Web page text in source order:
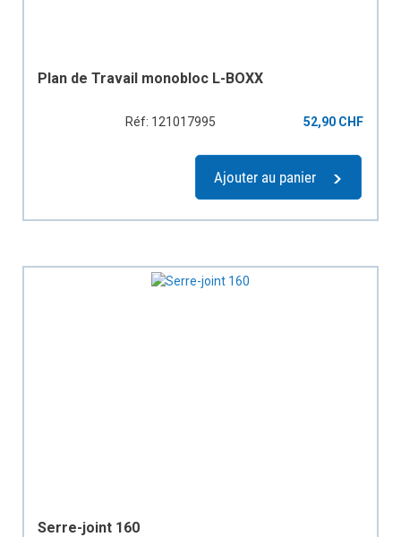
Plan de Travail monobloc L-BOXX
Réf: 121017995 52,90 CHF
Ajouter au panier
Serre-joint 160